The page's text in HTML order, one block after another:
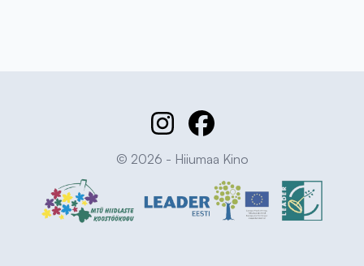
© 2026 - Hiiumaa Kino